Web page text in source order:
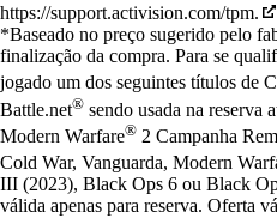
https://support.activision.com/tpm.
*Baseado no preço sugerido pelo
finalização da compra. Para se
jogado um dos seguintes títulos de
Battle.net® sendo usada na reserva
Modern Warfare® 2 Campanha
Cold War, Vanguarda, Modern
III (2023), Black Ops 6 ou Black
válida apenas para reserva. Oferta